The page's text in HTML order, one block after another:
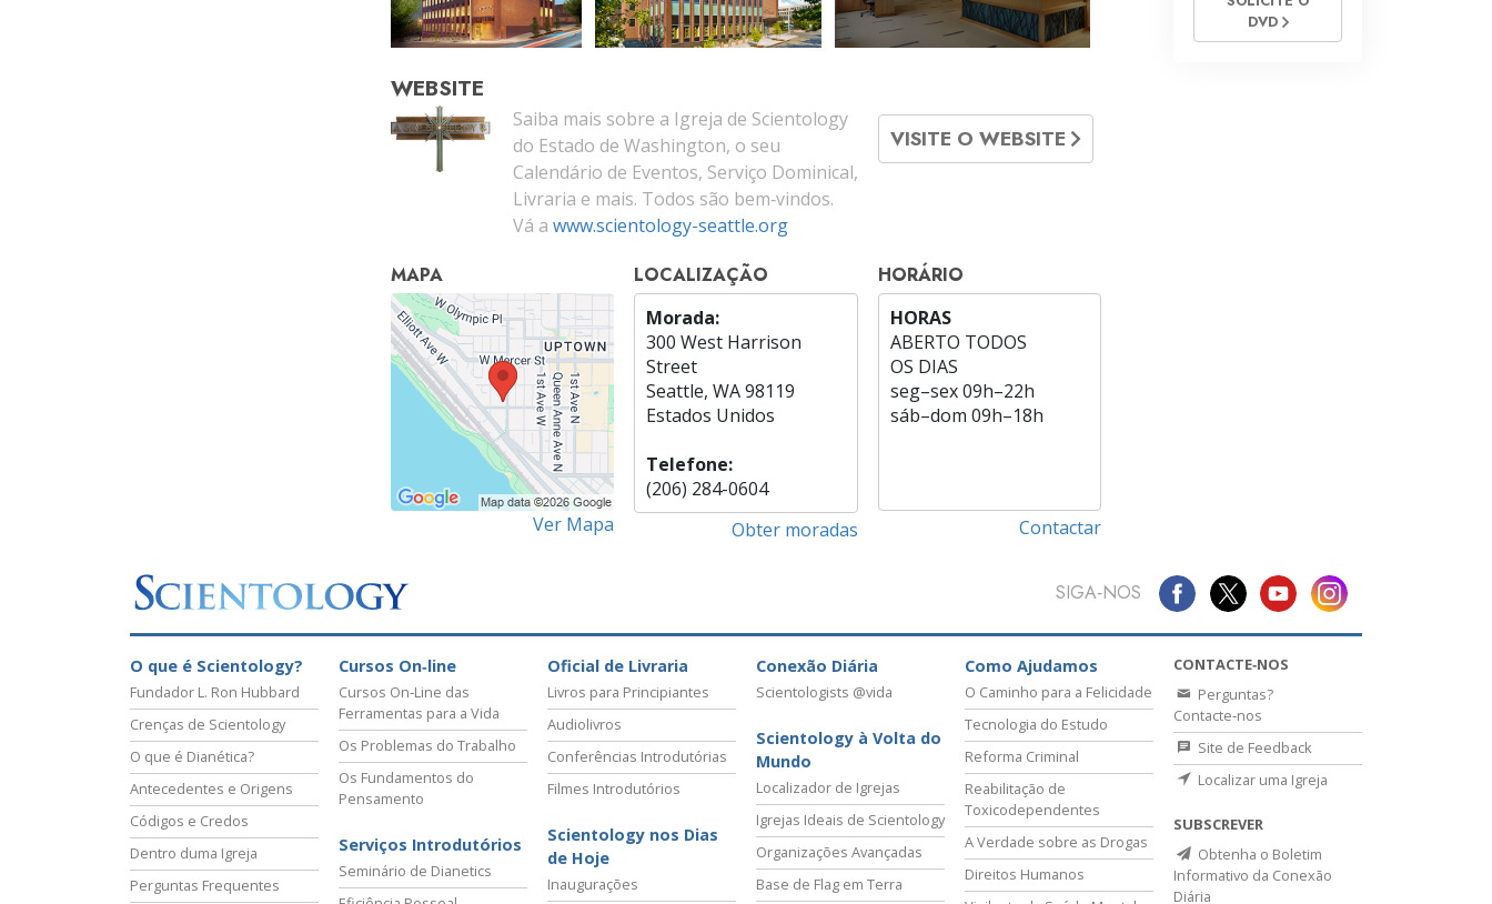
WEBSITE
Saiba mais sobre a Igreja de Scientology
do Estado de Washington, o seu
Calendário de Eventos, Serviço Dominical,
Livraria e mais. Todos são bem‑vindos.
Vá a www.scientology-seattle.org
VISITE O WEBSITE
MAPA
Ver Mapa
LOCALIZAÇÃO
Morada:
300 West Harrison
Street
Seattle, WA 98119
Estados Unidos
Telefone:
(206) 284-0604
Obter moradas
HORÁRIO
HORAS
ABERTO TODOS
OS DIAS
seg–sex09h–22h
sáb–dom 09h–18h
Contactar
DVD
SIGA‑NOS
O que é Scientology?
Fundador L. Ron Hubbard
Crenças de Scientology
O que é Dianética?
Antecedentes e Origens
Códigos e Credos
Dentro duma Igreja
Perguntas Frequentes
Cursos On‑line
Cursos On‑Line das
Ferramentas para a Vida
Os Problemas do Trabalho
Os Fundamentos do
Pensamento
Serviços Introdutórios
Seminário de Dianetics
Oficial de Livraria
Livros para Principiantes
Audiolivros
Conferências Introdutórias
Filmes Introdutórios
Scientology nos Dias
de Hoje
Inaugurações
Conexão Diária
Scientologists @vida
Scientology à Volta do
Mundo
Localizador de Igrejas
Igrejas Ideais de Scientology
Organizações Avançadas
Base de Flag em Terra
Como Ajudamos
O Caminho para a Felicidade
Tecnologia do Estudo
Reforma Criminal
Reabilitação de
Toxicodependentes
A Verdade sobre as Drogas
Direitos Humanos
CONTACTE‑NOS
Perguntas?
Contacte‑nos
Site de Feedback
Localizar uma Igreja
SUBSCREVER
Obtenha o Boletim
Informativo da Conexão
Diária